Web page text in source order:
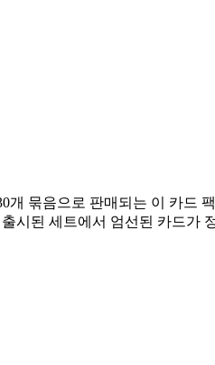
개 묶음으로 판매되는 이 카드
시된 세트에서 엄선된 카드가